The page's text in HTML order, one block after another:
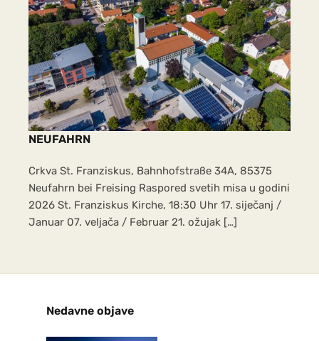
zajedničke grupne karte. Mjesto
susreta: U 08:45 h ujutro s
glavnog kolodvora (Bahnhof) u
Freisingu i u Dachau. Bernarda
Rančić
Rancic.bernarda94@gmail.com i
Marija Vilus NOGOMET za mlade,
djecu i odrasle od 09.10.2026- do
31. ožujka 2027 Svakoga petka u
16:30 sati, osim za vrijeme školskih
praznika u školskoj dvorani
Adresa: Grundschule und
PASTORALNO VIJEĆE ŽUPE –
NEUFAHRN
Crkva St. Franziskus, Bahnhofstraße 34A, 85375
Neufahrn bei Freising Raspored svetih misa u godini
2026 St. Franziskus Kirche, 18:30 Uhr 17. siječanj /
Januar 07. veljača / Februar 21. ožujak […]
Nedavne objave